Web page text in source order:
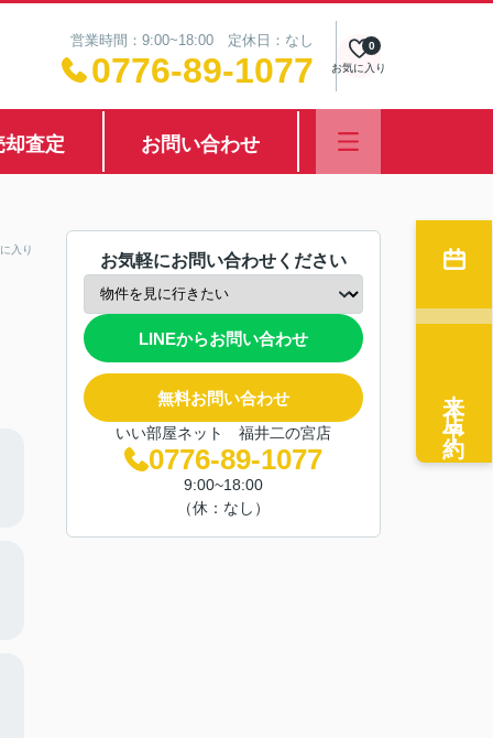
営業時間：9:00~18:00 定休日：なし
0776-89-1077 お気に入り
0
却査定 お問い合わせ
入り
お気軽にお問い合わせください
LINEからお問い合わせ
無料お問い合わせ
いい部屋ネット 福井二の宮店
0776-89-1077
9:00~18:00
（休：なし）
来店予約